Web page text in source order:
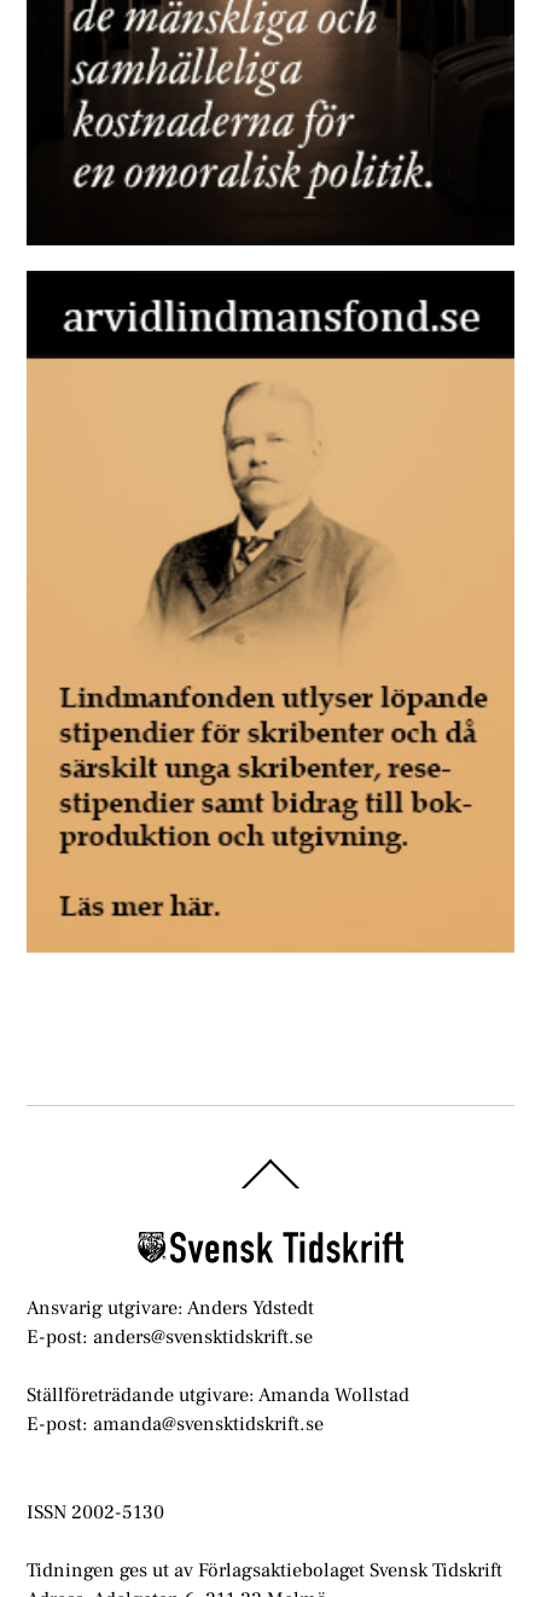
To
Ansvarig utgivare: Anders Ydstedt
E-post: anders@svensktidskrift.se
Ställföreträdande utgivare: Amanda Wollstad
E-post: amanda@svensktidskrift.se
ISSN 2002-5130
Tidningen ges ut av Förlagsaktiebolaget Svensk Tidskrift